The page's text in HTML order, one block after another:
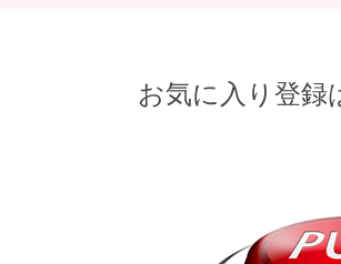
お気に入り登録